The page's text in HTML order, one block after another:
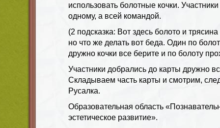
использовать болотные кочки.
одному, а всей командой.
(2 подсказка: Вот здесь болото и
но что же делать вот беда. Один по
дружно кочки все берите и по болоту
Участники добрались до карты дружно
Складываем часть карты и смотрим,
Русалка.
Образовательная область
эстетическое развитие».